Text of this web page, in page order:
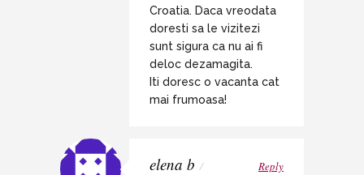
Croatia. Daca vreodata
doresti sa le vizitezi
sunt sigura ca nu ai fi
deloc dezamagita.
Iti doresc o vacanta cat
mai frumoasa!
elena b /
Reply